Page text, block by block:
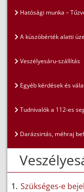
Hatósági munka –
A küszöbérték alatti
Veszélyesáru-szállítás
Egyéb kérdések és
Tudnivalók a 112-es
Darázsirtás, méhraj
Szükséges-e